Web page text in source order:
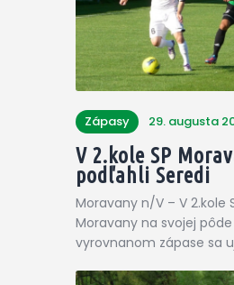
Zápasy 29. augusta
V 2.kole SP
podľahli Seredi
Moravany n/V – V 2.kole
Moravany na svojej pôde
vyrovnanom zápase sa